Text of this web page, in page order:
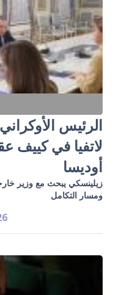
الرئيس
لاتفيا في كييف
أوديسا
زيلينسكي يبحث مع وزير
ومسار التكامل